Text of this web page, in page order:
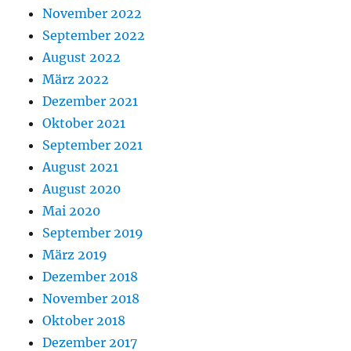
November 2022
September 2022
August 2022
März 2022
Dezember 2021
Oktober 2021
September 2021
August 2021
August 2020
Mai 2020
September 2019
März 2019
Dezember 2018
November 2018
Oktober 2018
Dezember 2017